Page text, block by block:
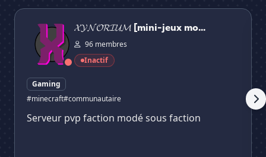
𝓧𝓨𝓝𝓞𝓡𝓘𝓤𝓜 [mini-jeux moddé]
𝓧𝓨𝓝𝓞𝓡𝓘𝓤𝓜 [mini-jeux mo...
96 membres
Inactif
Gaming
#minecraft#communautaire
Serveur pvp faction modé sous faction